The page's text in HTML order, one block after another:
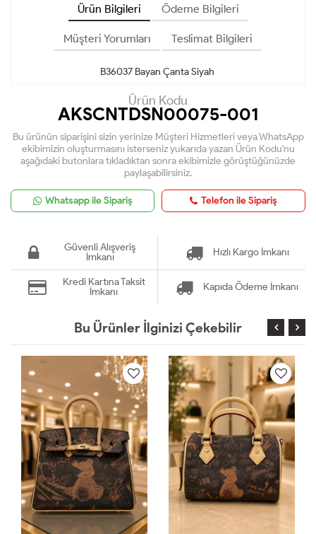
Ürün Bilgileri Ödeme Bilgileri
Müşteri Yorumları Teslimat Bilgileri
B36037 Bayan Çanta Siyah
Ürün Kodu
AKSCNTDSN00075-001
Bu ürünün siparişini sizin yerinize Müşteri Hizmetleri veya WhatsApp
ekibimizin oluşturmasını isterseniz yukarıda yazan Ürün Kodu'nu
aşağıdaki butonlara tıkladıktan sonra ekibimizle görüştüğünüzde
paylaşabilirsiniz.
Whatsapp ile Sipariş Telefon ile Sipariş
Güvenli Alışveriş
İmkanı
Hızlı Kargo İmkanı
Kredi Kartına Taksit
İmkanı
Kapıda Ödeme İmkanı
Bu Ürünler İlginizi Çekebilir